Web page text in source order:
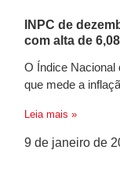
INPC de
com alta de
O Índice Nacional
que mede a
Leia mais »
9 de janeiro de